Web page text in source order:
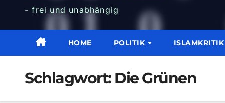
- frei und unabhängig
HOME POLITIK ISLAMKRITIK
Schlagwort: Die Grünen